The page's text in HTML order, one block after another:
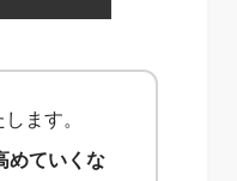
ます。
めていくな